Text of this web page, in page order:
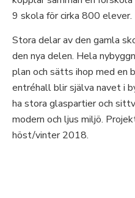
9 skola för cirka 800 elever.
Stora delar av den gamla
den nya delen. Hela
plan och sätts ihop med en
entréhall blir själva navet i
ha stora glaspartier och
modern och ljus miljö.
höst/vinter 2018.